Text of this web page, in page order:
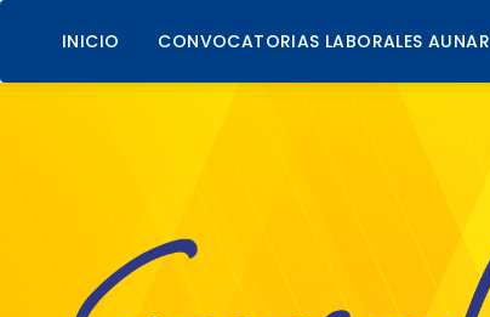
INICIO CONVOCATORIAS LABORALES AUNAR